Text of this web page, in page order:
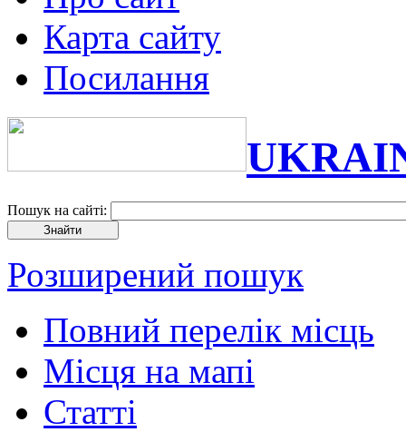
Карта сайту
Посилання
Пошук на сайті:
Розширений пошук
Повний перелік місць
Місця на мапі
Статті